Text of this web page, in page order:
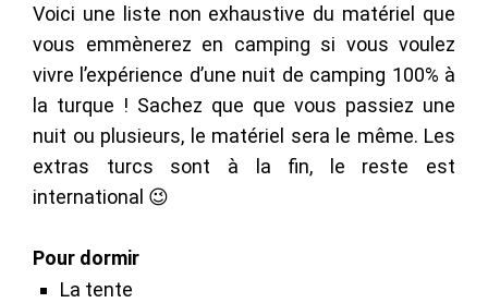
Voici une liste non exhaustive du matériel que
vous emmènerez en camping si vous voulez
vivre l’expérience d’une nuit de camping 100% à
la turque ! Sachez que que vous passiez une
nuit ou plusieurs, le matériel sera le même. Les
extras turcs sont à la fin, le reste est
international 😉
Pour dormir
La tente